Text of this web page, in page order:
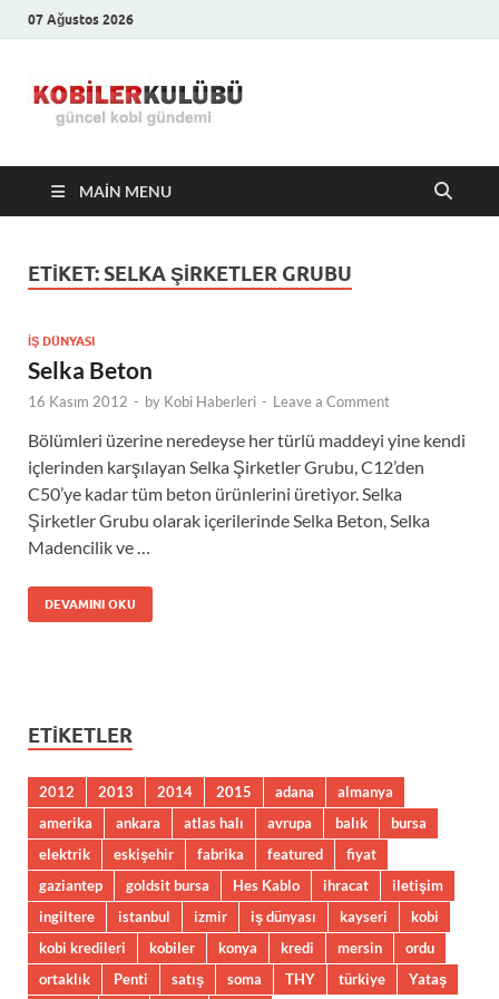
07 Ağustos 2026
Kulübü –
En Güncel
Kobi
MAIN MENU
ETIKET: SELKA ŞIRKETLER GRUBU
İŞ DÜNYASI
Selka Beton
16 Kasım 2012 - by Kobi Haberleri - Leave a Comment
Bölümleri üzerine neredeyse her türlü maddeyi yine kendi
içlerinden karşılayan Selka Şirketler Grubu, C12’den
C50’ye kadar tüm beton ürünlerini üretiyor. Selka
Şirketler Grubu olarak içerilerinde Selka Beton, Selka
Madencilik ve …
DEVAMINI OKU
ETIKETLER
2012 2013 2014 2015 adana
almanya
amerika
ankara atlas halı avrupa balık
bursa
elektrik
eskişehir fabrika featured
fiyat
gaziantep
goldsit bursa Hes Kablo ihracat
iletişim
ingiltere
istanbul izmir iş dünyası kayseri
kobi
kobi kredileri
kobiler konya kredi mersin
ordu
ortaklık
Penti satış soma THY türkiye Yataş